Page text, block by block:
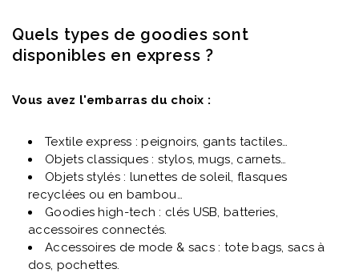
Quels types de goodies sont
disponibles en express ?
Vous avez l'embarras du choix :
Textile express : peignoirs, gants tactiles…
Objets classiques : stylos, mugs, carnets…
Objets stylés : lunettes de soleil, flasques
recyclées ou en bambou…
Goodies high-tech : clés USB, batteries,
accessoires connectés.
Accessoires de mode & sacs : tote bags, sacs à
dos, pochettes.